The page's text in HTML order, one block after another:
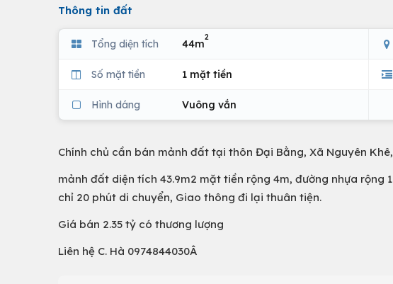
Thông tin đất
Tổng diện tích 44m
2
Số mặt tiền 1 mặt tiền
Hình dáng Vuông vắn
Chính chủ cần bán mảnh đất tại thôn Đại Bằng, Xã Nguyên
mảnh đất diện tích 43.9m2 mặt tiền rộng 4m, đường nhựa rộng
chỉ 20 phút di chuyển, Giao thông đi lại thuân tiện.
Giá bán 2.35 tỷ có thương lượng
Liên hệ C. Hà 0974844030Â